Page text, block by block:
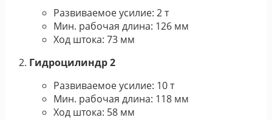
Развиваемое усилие: 2 т
Мин. рабочая длина: 126 мм
Ход штока: 73 мм
Гидроцилиндр 2
Развиваемое усилие: 10 т
Мин. рабочая длина: 118 мм
Ход штока: 58 мм